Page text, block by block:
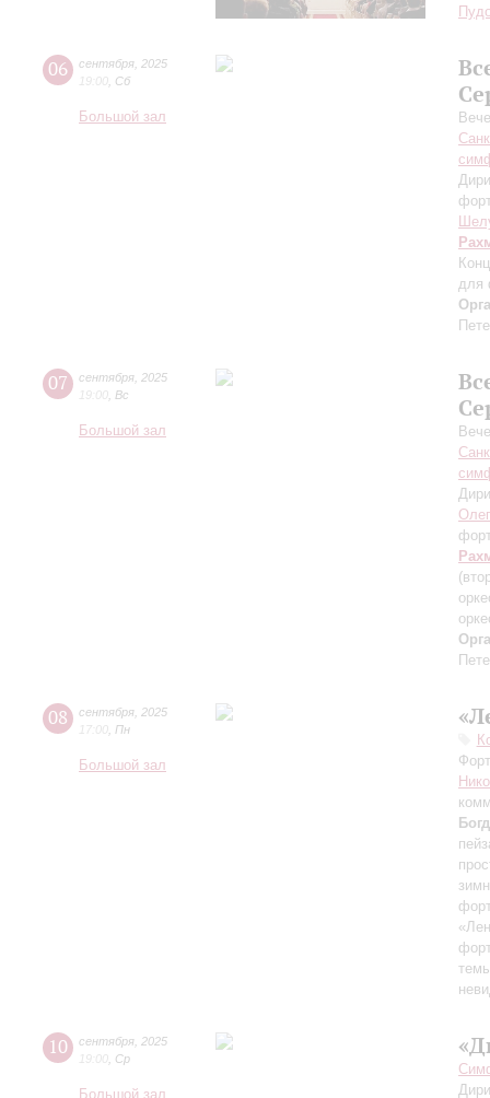
06 сентября 2025
19:00 Сб
Большой зал
для
07 сентября 2025
19:00 Вс
Большой зал
08 сентября 2025
17:00 Пн
Большой зал
10 сентября 2025
19:00 Ср
Большой зал